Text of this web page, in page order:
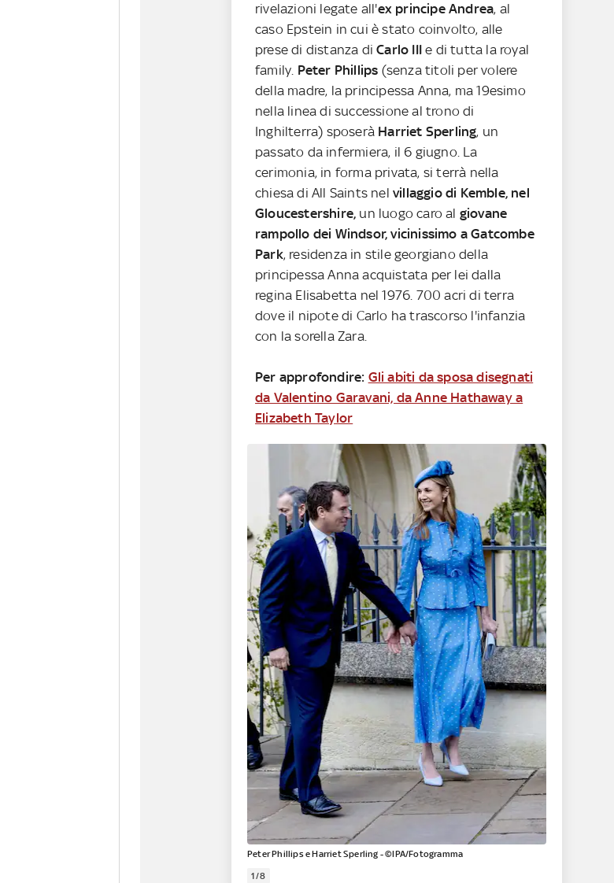
rivelazioni legate all'ex principe Andrea, al
caso Epstein in cui è stato coinvolto, alle
prese di distanza diCarlo IIIe di tutta la royal
family. Peter Phillips (senza titoli per volere
della madre, la principessa Anna, ma 19esimo
nella linea di successione al trono di
Inghilterra) sposerà Harriet Sperling, un
passato da infermiera, il 6 giugno. La
cerimonia, in forma privata, si terrà nella
chiesa di All Saints nel villaggio di Kemble, nel
Gloucestershire, un luogo caro al giovane
rampollo dei Windsor, vicinissimo a Gatcombe
Park, residenza in stile georgiano della
principessa Anna acquistata per lei dalla
regina Elisabetta nel 1976. 700 acri di terra
dove il nipote di Carlo ha trascorso l'infanzia
con la sorella Zara.
Per approfondire: Gli abiti da sposa disegnati
da Valentino Garavani, da Anne Hathaway a
Elizabeth Taylor
Peter Phillips e Harriet Sperling - ©IPA/Fotogramma
1/8